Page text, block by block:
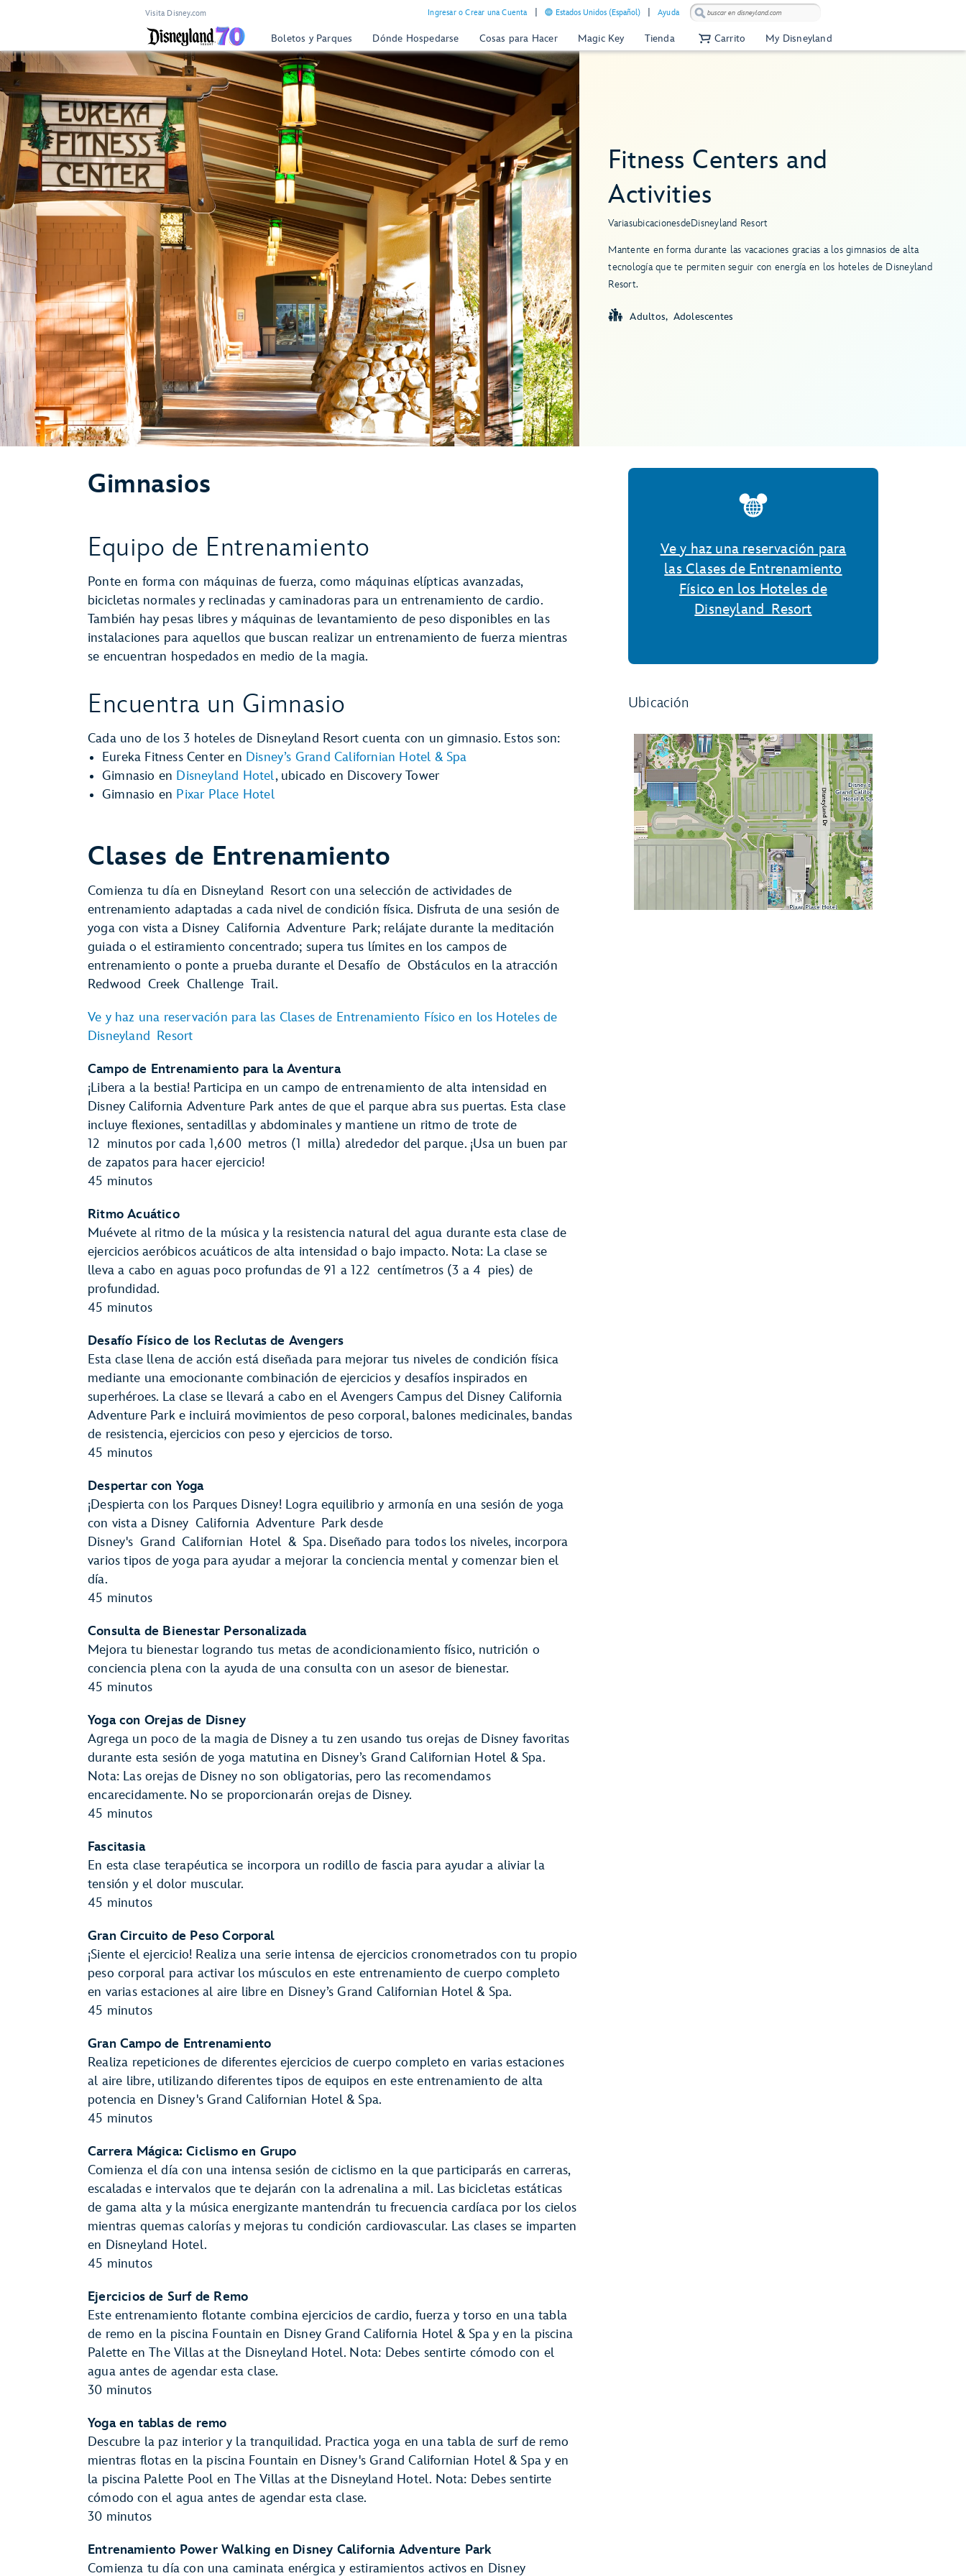
Visita Disney.com Ingresar o Crear una Cuenta Estados Unidos (Español) Ayuda
Boletos y Parques Dónde Hospedarse Cosas para Hacer Magic Key Tienda Carrito My Disneyland
Fitness Centers and
Activities
VariasubicacionesdeDisneyland Resort
Mantente en forma durante las vacaciones gracias a los gimnasios de alta
tecnología que te permiten seguir con energía en los hoteles de Disneyland
Resort.
Adultos Adolescentes
Gimnasios
Equipo de Entrenamiento
Ponte en forma con máquinas de fuerza, como máquinas elípticas avanzadas,
bicicletas normales y reclinadas y caminadoras para un entrenamiento de cardio.
También hay pesas libres y máquinas de levantamiento de peso disponibles en las
instalaciones para aquellos que buscan realizar un entrenamiento de fuerza mientras
se encuentran hospedados en medio de la magia.
Encuentra un Gimnasio
Cada uno de los 3 hoteles de Disneyland Resort cuenta con un gimnasio. Estos son:
Eureka Fitness Center en Disney’s Grand Californian Hotel & Spa
Gimnasio en Disneyland Hotel, ubicado en Discovery Tower
Gimnasio en Pixar Place Hotel
Clases de Entrenamiento
Comienza tu día en Disneyland Resort con una selección de actividades de
entrenamiento adaptadas a cada nivel de condición física. Disfruta de una sesión de
yoga con vista a Disney California Adventure Park; relájate durante la meditación
guiada o el estiramiento concentrado; supera tus límites en los campos de
entrenamiento o ponte a prueba durante el Desafío de Obstáculos en la atracción
Redwood Creek Challenge Trail.
Ve y haz una reservación para las Clases de Entrenamiento Físico en los Hoteles de
Disneyland Resort
Campo de Entrenamiento para la Aventura
¡Libera a la bestia! Participa en un campo de entrenamiento de alta intensidad en
Disney California Adventure Park antes de que el parque abra sus puertas. Esta clase
incluye flexiones, sentadillas y abdominales y mantiene un ritmo de trote de
12 minutos por cada 1,600 metros (1 milla) alrededor del parque. ¡Usa un buen par
de zapatos para hacer ejercicio!
45 minutos
Ritmo Acuático
Muévete al ritmo de la música y la resistencia natural del agua durante esta clase de
ejercicios aeróbicos acuáticos de alta intensidad o bajo impacto. Nota: La clase se
lleva a cabo en aguas poco profundas de 91 a 122 centímetros (3 a 4 pies) de
profundidad.
45 minutos
Desafío Físico de los Reclutas de Avengers
Esta clase llena de acción está diseñada para mejorar tus niveles de condición física
mediante una emocionante combinación de ejercicios y desafíos inspirados en
superhéroes. La clase se llevará a cabo en el Avengers Campus del Disney California
Adventure Park e incluirá movimientos de peso corporal, balones medicinales, bandas
de resistencia, ejercicios con peso y ejercicios de torso.
45 minutos
Despertar con Yoga
¡Despierta con los Parques Disney! Logra equilibrio y armonía en una sesión de yoga
con vista a Disney California Adventure Park desde
Disney's Grand Californian Hotel & Spa. Diseñado para todos los niveles, incorpora
varios tipos de yoga para ayudar a mejorar la conciencia mental y comenzar bien el
día.
45 minutos
Consulta de Bienestar Personalizada
Mejora tu bienestar logrando tus metas de acondicionamiento físico, nutrición o
conciencia plena con la ayuda de una consulta con un asesor de bienestar.
45 minutos
Yoga con Orejas de Disney
Agrega un poco de la magia de Disney a tu zen usando tus orejas de Disney favoritas
durante esta sesión de yoga matutina en Disney’s Grand Californian Hotel & Spa.
Nota: Las orejas de Disney no son obligatorias, pero las recomendamos
encarecidamente. No se proporcionarán orejas de Disney.
45 minutos
Fascitasia
En esta clase terapéutica se incorpora un rodillo de fascia para ayudar a aliviar la
tensión y el dolor muscular.
45 minutos
Gran Circuito de Peso Corporal
¡Siente el ejercicio! Realiza una serie intensa de ejercicios cronometrados con tu propio
peso corporal para activar los músculos en este entrenamiento de cuerpo completo
en varias estaciones al aire libre en Disney’s Grand Californian Hotel & Spa.
45 minutos
Gran Campo de Entrenamiento
Realiza repeticiones de diferentes ejercicios de cuerpo completo en varias estaciones
al aire libre, utilizando diferentes tipos de equipos en este entrenamiento de alta
potencia en Disney's Grand Californian Hotel & Spa.
45 minutos
Carrera Mágica: Ciclismo en Grupo
Comienza el día con una intensa sesión de ciclismo en la que participarás en carreras,
escaladas e intervalos que te dejarán con la adrenalina a mil. Las bicicletas estáticas
de gama alta y la música energizante mantendrán tu frecuencia cardíaca por los cielos
mientras quemas calorías y mejoras tu condición cardiovascular. Las clases se imparten
en Disneyland Hotel.
45 minutos
Ejercicios de Surf de Remo
Este entrenamiento flotante combina ejercicios de cardio, fuerza y torso en una tabla
de remo en la piscina Fountain en Disney Grand California Hotel & Spa y en la piscina
Palette en The Villas at the Disneyland Hotel. Nota: Debes sentirte cómodo con el
agua antes de agendar esta clase.
30 minutos
Yoga en tablas de remo
Descubre la paz interior y la tranquilidad. Practica yoga en una tabla de surf de remo
mientras flotas en la piscina Fountain en Disney's Grand Californian Hotel & Spa y en
la piscina Palette Pool en The Villas at the Disneyland Hotel. Nota: Debes sentirte
cómodo con el agua antes de agendar esta clase.
30 minutos
Entrenamiento Power Walking en Disney California Adventure Park
Comienza tu día con una caminata enérgica y estiramientos activos en Disney
Ve y haz una reservación para
las Clases de Entrenamiento
Físico en los Hoteles de
Disneyland Resort
Ubicación